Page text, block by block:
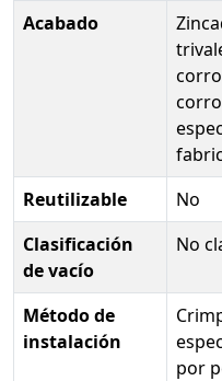
Acabado
Reutilizable
No
Clasificación
de vacío
No
Método de
instalación
por